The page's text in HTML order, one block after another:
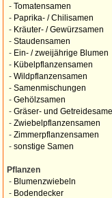
- Tomatensamen
- Paprika- / Chilisamen
- Kräuter- / Gewürzsamen
- Staudensamen
- Ein- / zweijährige Blumen
- Kübelpflanzensamen
- Wildpflanzensamen
- Samenmischungen
- Gehölzsamen
- Gräser- und
- Zwiebelpflanzensamen
- Zimmerpflanzensamen
- sonstige Samen
Pflanzen
- Blumenzwiebeln
- Bodendecker